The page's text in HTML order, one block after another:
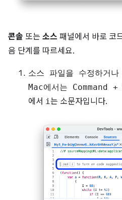
콘솔 또는 소스 패널에서 바로 코
음 단계를 따르세요.
소스 파일을 수정하거나
Mac에서는 Command +
에서 i는 소문자입니다.